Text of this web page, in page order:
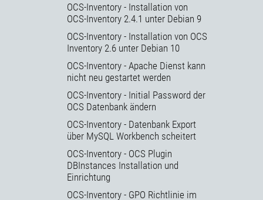
OCS-Inventory - Installation von
OCS-Inventory 2.4.1 unter Debian 9
OCS-Inventory - Installation von OCS
Inventory 2.6 unter Debian 10
OCS-Inventory - Apache Dienst kann
nicht neu gestartet werden
OCS-Inventory - Initial Password der
OCS Datenbank ändern
OCS-Inventory - Datenbank Export
über MySQL Workbench scheitert
OCS-Inventory - OCS Plugin
DBInstances Installation und
Einrichtung
OCS-Inventory - GPO Richtlinie im